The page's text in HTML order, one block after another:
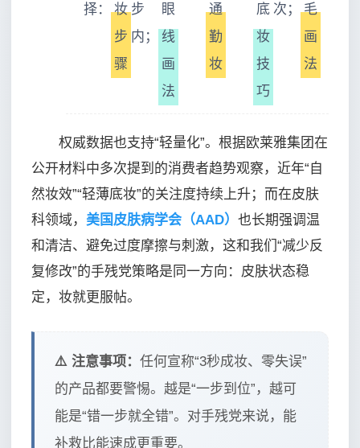
择：
妆
步
骤
步
内；
眼
线
画
法
通
勤
妆
底
妆
技
巧
次；
毛
画
法
权威数据也支持“轻量化”。根据欧莱雅集团在
公开材料中多次提到的消费者趋势观察，近年“自
然妆效”“轻薄底妆”的关注度持续上升；而在皮肤
科领域， 美国皮肤病学会（AAD） 也长期强调温
和清洁、避免过度摩擦与刺激，这和我们“减少反
复修改”的手残党策略是同一方向：皮肤状态稳
定，妆就更服帖。
⚠️ 注意事项： 任何宣称“3秒成妆、零失误”
的产品都要警惕。越是“一步到位”，越可
能是“错一步就全错”。对手残党来说，能
补救比能速成更重要。